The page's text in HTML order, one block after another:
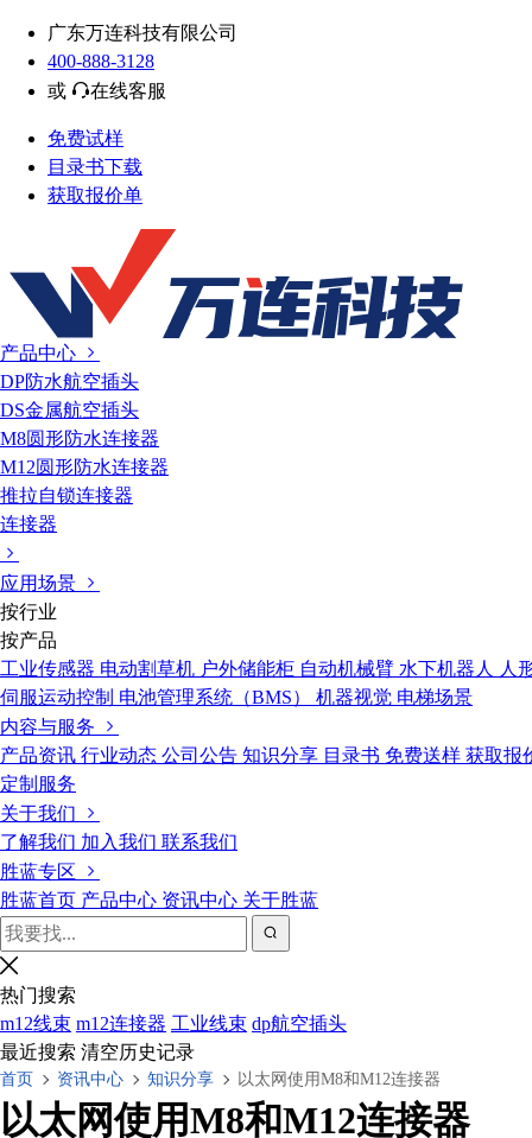
广东万连科技有限公司
400-888-3128
或
在线客服
免费试样
目录书下载
获取报价单
产品中心
DP防水航空插头
DS金属航空插头
M8圆形防水连接器
M12圆形防水连接器
推拉自锁连接器
连接器
应用场景
按行业
按产品
工业传感器 电动割草机 户外储能柜 自动机械臂 水下机器人
人
伺服运动控制 电池管理系统（BMS） 机器视觉 电梯场景
内容与服务
产品资讯 行业动态 公司公告 知识分享 目录书 免费送样 获取报
定制服务
关于我们
了解我们 加入我们 联系我们
胜蓝专区
胜蓝首页 产品中心 资讯中心 关于胜蓝
热门搜索
m12线束 m12连接器 工业线束 dp航空插头
最近搜索 清空历史记录
首页 资讯中心 知识分享 以太网使用M8和M12连接器
以太网使用M8和M12连接器